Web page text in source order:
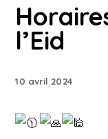
l’Eid
10 avril 2024